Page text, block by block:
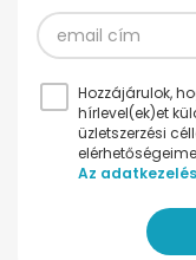
Hozzájárulok,
hírlevel(ek)et
üzletszerzési
Az